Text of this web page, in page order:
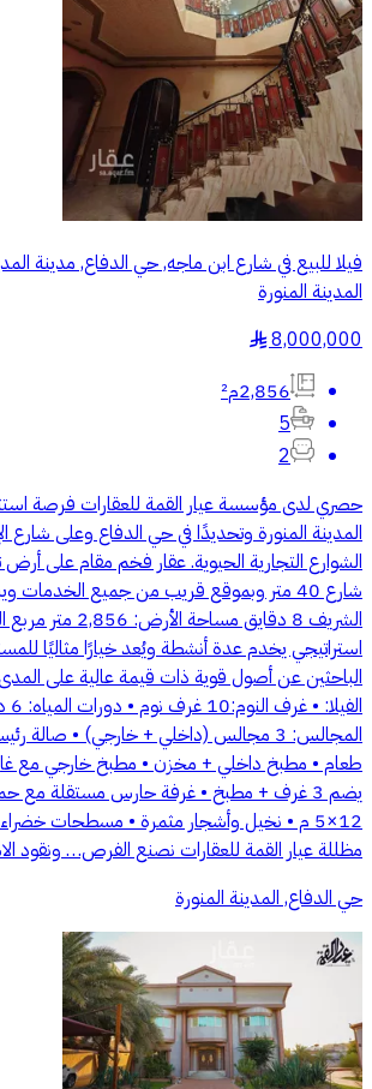
فيلا للبيع في شارع ابن ماجه, حي الدفاع, مدينة
المدينة المنورة
8,000,000
§
2,856م²
5
2
حصري لدى مؤسسة عيار القمة للعقارات فرصة
المدينة المنورة وتحديدًا في حي الدفاع وعلى شارع
الشوارع التجارية الحيوية. عقار فخم مقام على
شارع 40 متر وبموقع قريب من جميع الخدمات
الشريف 8 دقايق مساحة
استراتيجي يخدم عدة أنشطة ويُعد خيارًا مثاليًا
الباحثين عن أصول قوية ذات قيمة عالية على
المجالس: 3 مجالس (داخلي + خارجي) • صالة
طعام • مطبخ داخلي + مخزن • مطبخ خارجي مع
يضم 3 غرف + مطبخ • غرفة حارس مستقلة مع
12×5 م • نخيل وأشجار مثمرة • مسطحات
مظللة عيار القمة للعقارات نصنع الفرص… ونقود
حي الدفاع, المدينة المنورة